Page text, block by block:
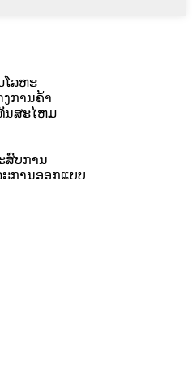
ໂລຫະ
ການຄ້າ
ນສະໄຫມ
ສົບການ
ການອອກແບບ